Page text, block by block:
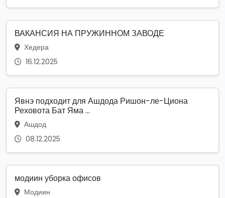
ВАКАНСИЯ НА ПРУЖИННОМ ЗАВОДЕ
Хедера
16.12.2025
Явнэ подходит для Ашдода Ришон-ле-Циона
Реховота Бат Яма ...
Ашдод
08.12.2025
модиин уборка офисов
Модиин